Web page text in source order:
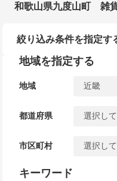
和歌山県九度山町 雑
絞り込み条件を指定す
地域を指定する
地域
都道府県
市区町村
キーワード